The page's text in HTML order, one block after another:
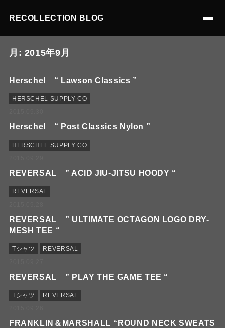
RECOLLECTION BLOG
月: 2015年9月
Herschel “ Lawson Classics ”
HERSCHEL SUPPLY CO
Herschel “ Post Classics Nylon ”
HERSCHEL SUPPLY CO
REVERSAL ” ACID JIU-JITSU HOODY “
REVERSAL
REVERSAL ” ULTIMATE OCTAGON LOGO DRY-
MESH TEE “
Tシャツ
REVERSAL
REVERSAL ” PLAY THE GAME TEE “
Tシャツ
REVERSAL
FRANKLIN＆MARSHALL “ROUND NECK SWEATS